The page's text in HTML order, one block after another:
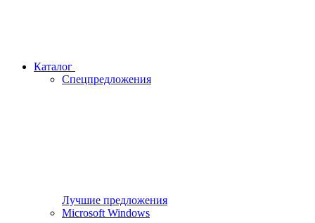
Каталог
Спецпредложения
Лучшие предложения
Microsoft Windows